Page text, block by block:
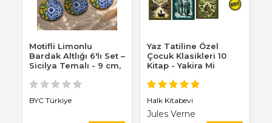
Motifli Limonlu
Bardak Altlığı 6'lı Set –
Sicilya Temalı - 9 cm,
BYC Türkiye
Yaz Tatiline Özel
Çocuk Klasikleri 10
Kitap - Yakira Mi
Halk Kitabevi
Jules Verne